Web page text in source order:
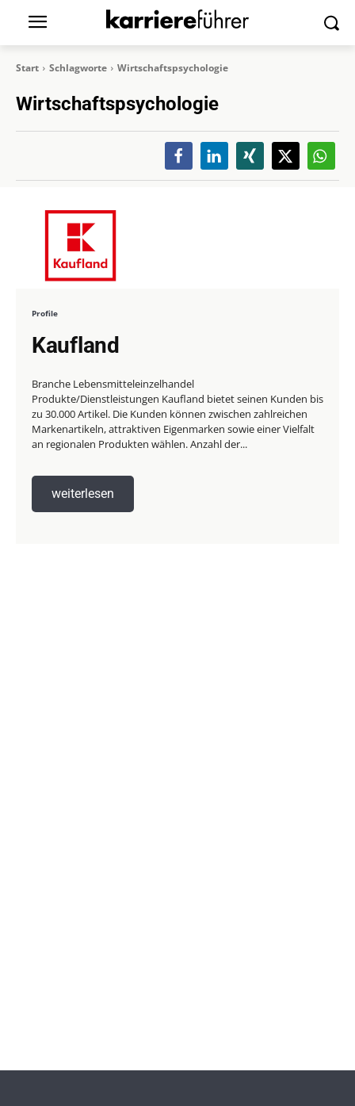
Start Schlagworte Wirtschaftspsychologie
Wirtschaftspsychologie
Profile
Kaufland
Branche Lebensmitteleinzelhandel
Produkte/Dienstleistungen Kaufland bietet seinen Kunden bis
zu 30.000 Artikel. Die Kunden können zwischen zahlreichen
Markenartikeln, attraktiven Eigenmarken sowie einer Vielfalt
an regionalen Produkten wählen. Anzahl der...
weiterlesen